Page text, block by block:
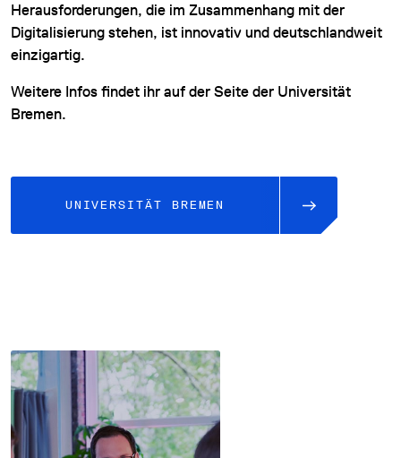
Herausforderungen, die im Zusammenhang mit der
Digitalisierung stehen, ist innovativ und deutschlandweit
einzigartig.
Weitere Infos findet ihr auf der Seite der Universität
Bremen.
UNIVERSITÄT BREMEN